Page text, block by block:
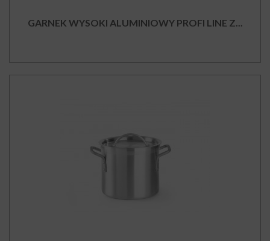
GARNEK WYSOKI ALUMINIOWY PROFI LINE Z...